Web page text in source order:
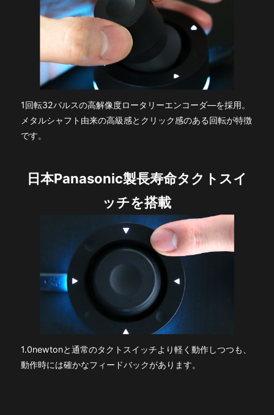
1回転32パルスの高解像度ロータリーエンコーダ―を採用。
メタルシャフト由来の高級感とクリック感のある回転が特徴
です。
日本Panasonic製長寿命タクトスイ
ッチを搭載
1.0newtonと通常のタクトスイッチより軽く動作しつつも、
動作時には確かなフィードバックがあります。